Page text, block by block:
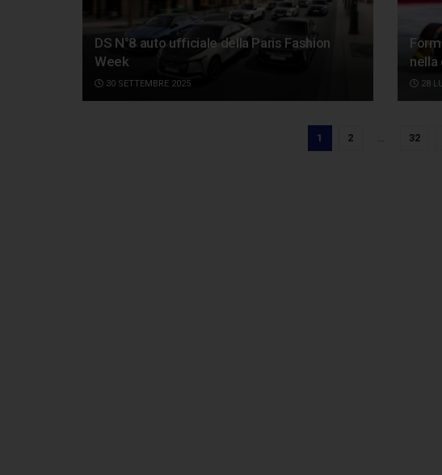
DS N°8 auto ufficiale della Paris Fashion
Week
30 SETTEMBRE 2025
nella
28
1 2 32